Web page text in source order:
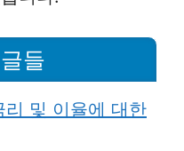
들
리 및 이율에 대한